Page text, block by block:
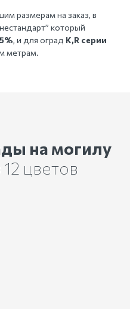
размерам на заказ, в
который
, и для оград К,R серии
метрам.
на могилу
цветов